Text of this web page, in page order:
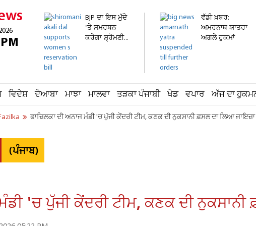
BJP ਦਾ ਇਸ ਮੁੱਦੇ
'ਤੇ ਸਮਰਥਨ
ਕਰੇਗਾ ਸ਼੍ਰੋਮਣੀ...
ਵੱਡੀ ਖ਼ਬਰ:
ਅਮਰਨਾਥ ਯਾਤਰਾ
ਅਗਲੇ ਹੁਕਮਾਂ
ਵਿਦੇਸ਼ ਦੋਆਬਾ ਮਾਝਾ ਮਾਲਵਾ ਤੜਕਾ ਪੰਜਾਬੀ ਖੇਡ ਵਪਾਰ ਅੱਜ ਦਾ
ਫਾਜ਼ਿਲਕਾ ਦੀ ਅਨਾਜ ਮੰਡੀ 'ਚ ਪੁੱਜੀ ਕੇਂਦਰੀ ਟੀਮ, ਕਣਕ ਦੀ ਨੁਕਸਾਨੀ ਫ਼ਸਲ ਦਾ ਲਿਆ ਜਾਇਜ਼ਾ
(ਪੰਜਾਬ)
'ਚ ਪੁੱਜੀ ਕੇਂਦਰੀ ਟੀਮ, ਕਣਕ ਦੀ